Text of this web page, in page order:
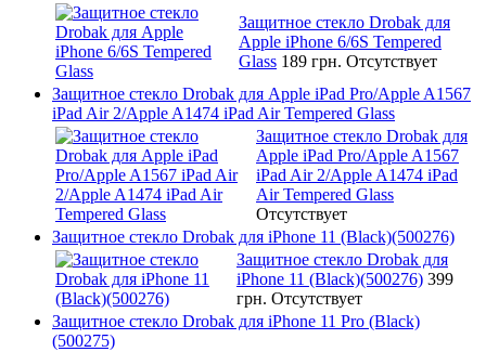
Защитное стекло Drobak для
Apple iPhone 6/6S Tempered
Glass 189 грн. Отсутствует
Защитное стекло Drobak для Apple iPad Pro/Apple A1567
iPad Air 2/Apple A1474 iPad Air Tempered Glass
Защитное стекло Drobak для
Apple iPad Pro/Apple A1567
iPad Air 2/Apple A1474 iPad
Air Tempered Glass
Отсутствует
Защитное стекло Drobak для iPhone 11 (Black)(500276)
Защитное стекло Drobak для
iPhone 11 (Black)(500276) 399
грн. Отсутствует
Защитное стекло Drobak для iPhone 11 Pro (Black)
(500275)